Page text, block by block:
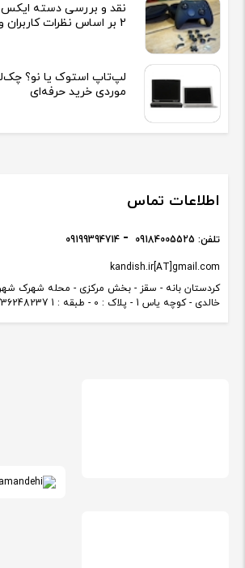
نقد و بررسی دسته
2 بر اساس نظرات کاربران واقعی
موردی خرید حرفه‌ای
اطلاعات تماس
کردستان بانه - سقز - بخش مرکزی - محله شهرک
خالدی - کوچه یاس 1 - پلاک : 0 - طبقه : 1 08736248237 - 08736227961
kandish.ir[AT]gmail.com
تلفن: 09184005525
09199394714